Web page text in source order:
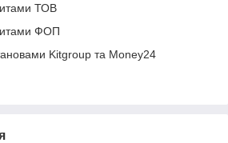
ТОВ
ФОП
Kitgroup та Money24